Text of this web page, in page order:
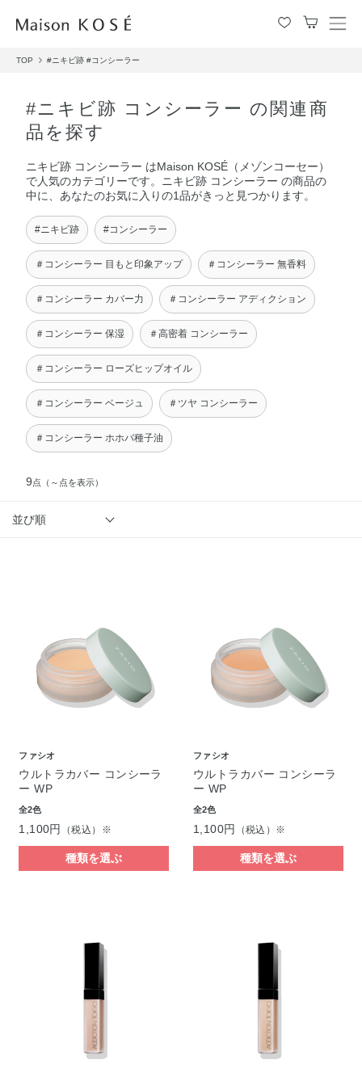
メ
TOP #ニキビ跡 #コンシーラー
#ニキビ跡 コンシーラー の関連商
品を探す
ニキビ跡 コンシーラー はMaison KOSÉ（メゾンコーセー）
で人気のカテゴリーです。ニキビ跡 コンシーラー の商品の
中に、あなたのお気に入りの1品がきっと見つかります。
#ニキビ跡 #コンシーラー
＃コンシーラー 目もと印象アップ ＃コンシーラー 無香料
＃コンシーラー カバー力 ＃コンシーラー アディクション
＃コンシーラー 保湿 ＃高密着 コンシーラー
＃コンシーラー ローズヒップオイル
＃コンシーラー ベージュ ＃ツヤ コンシーラー
＃コンシーラー ホホバ種子油
9点 （～点を表示）
並び順
ファシオ
ウルトラカバー コンシーラ
ー WP
全2色
1,100円 （税込）※
種類を選ぶ
ファシオ
ウルトラカバー コンシーラ
ー WP
全2色
1,100円 （税込）※
種類を選ぶ